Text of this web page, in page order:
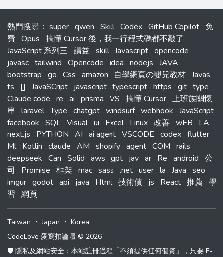
熱門搜尋 ： super qwen Skill Codex GitHub Copilot 免
費 Opus 搞懂 Cursor 後，我一行程式碼都不敲了
JavaScript 系列三 請益 skill Javascript opencode
javasc tailwind Opencode idea nodejs JAVA
bootstrap go Css amazon 自學網頁の嬰兒教材 Javas
ts
[] JavaSCript javascript typescript https git type
Claude code re ai prisma VS 搞懂 Cursor 上班族關懷
串
laravel Type chatgpt windsurf webhook JavaScript
facebook SQL Visual ui Excel Linux 改善 wEB
LA
next.js
PYTHON AI ai agent VSCODE codex flutter
Ml Kotlin claude AM shopify agent COM rails
deepseek Can Solid aws gpt jav ar Re android 公
司
Promise 框架 mac sass .net user la Java seo
imgur godot api java Html 技術債 js React 推薦 學
習 網頁
Taiwan ・Japan ・ Korea
CodeLove 愛寫扣論壇 © 2026
🛡️ 隱私及網站安全：本站註冊過程「不須提供任何個資」，只要 E-